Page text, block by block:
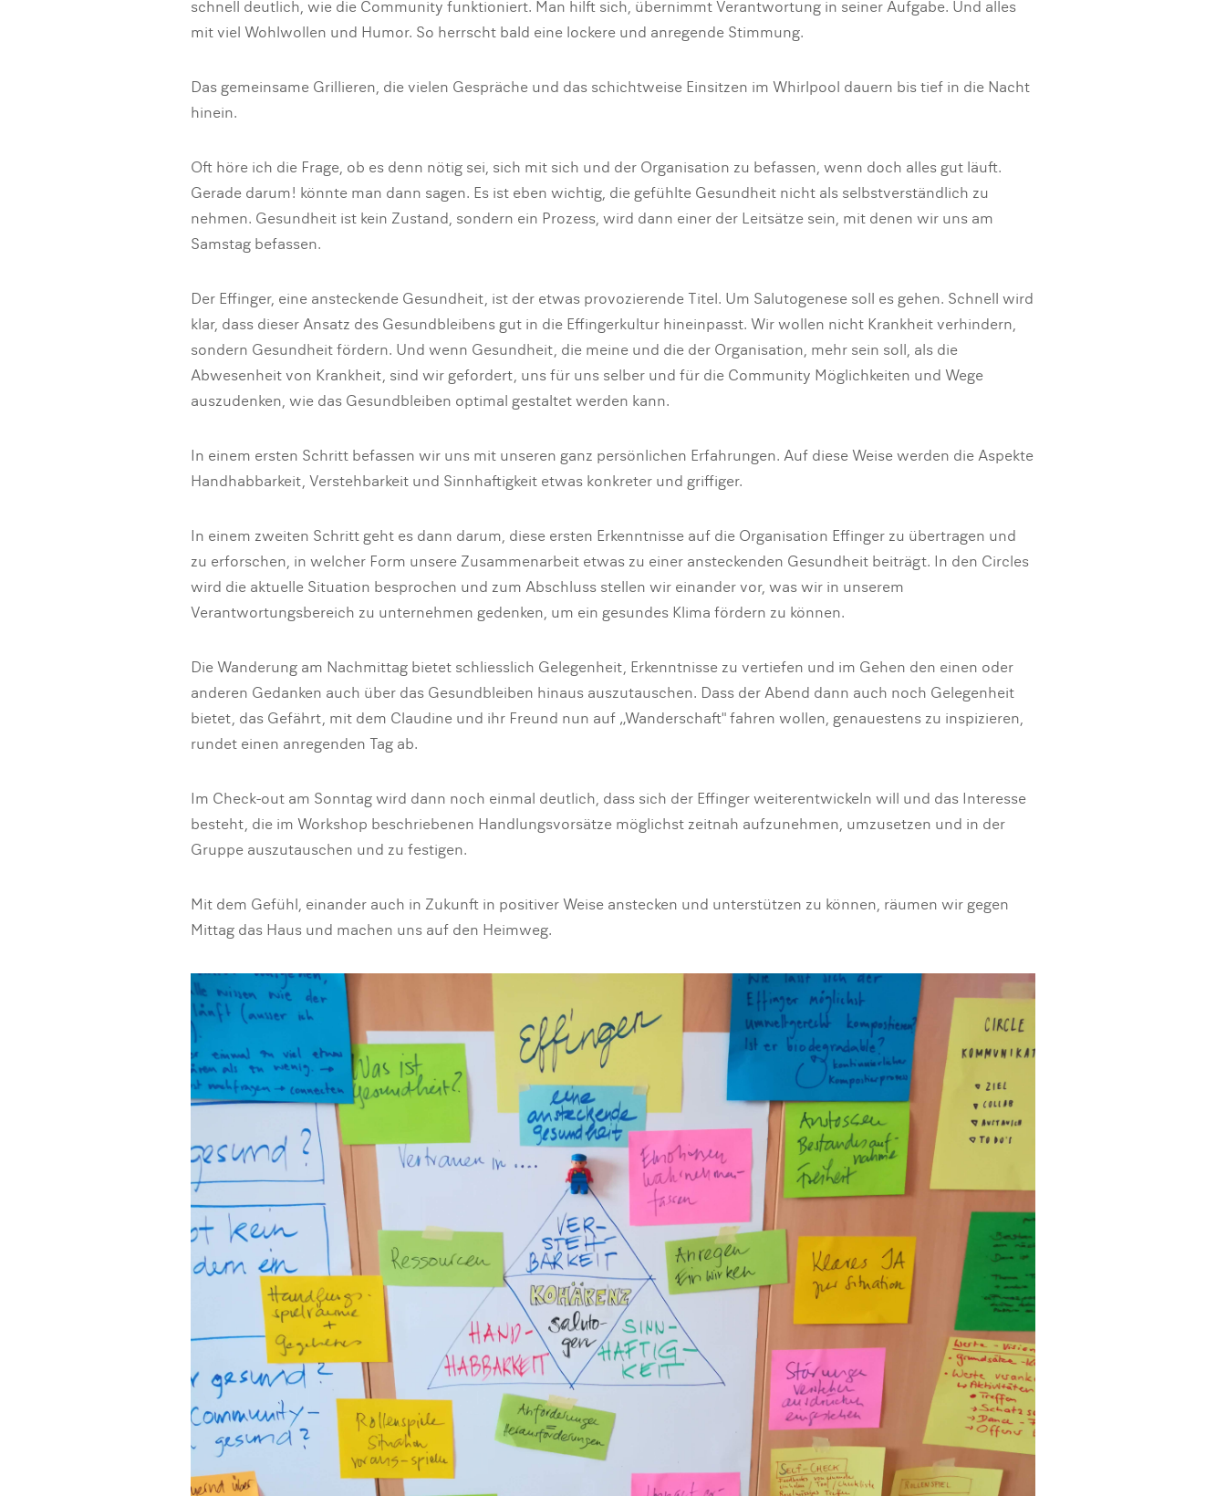
schnell deutlich, wie die Community funktioniert. Man hilft sich, übernimmt Verantwortung in seiner Aufgabe. Und alles
mit viel Wohlwollen und Humor. So herrscht bald eine lockere und anregende Stimmung.
Das gemeinsame Grillieren, die vielen Gespräche und das schichtweise Einsitzen im Whirlpool dauern bis tief in die Nacht
hinein.
Oft höre ich die Frage, ob es denn nötig sei, sich mit sich und der Organisation zu befassen, wenn doch alles gut läuft.
Gerade darum! könnte man dann sagen. Es ist eben wichtig, die gefühlte Gesundheit nicht als selbstverständlich zu
nehmen. Gesundheit ist kein Zustand, sondern ein Prozess, wird dann einer der Leitsätze sein, mit denen wir uns am
Samstag befassen.
Der Effinger, eine ansteckende Gesundheit, ist der etwas provozierende Titel. Um Salutogenese soll es gehen. Schnell wird
klar, dass dieser Ansatz des Gesundbleibens gut in die Effingerkultur hineinpasst. Wir wollen nicht Krankheit verhindern,
sondern Gesundheit fördern. Und wenn Gesundheit, die meine und die der Organisation, mehr sein soll, als die
Abwesenheit von Krankheit, sind wir gefordert, uns für uns selber und für die Community Möglichkeiten und Wege
auszudenken, wie das Gesundbleiben optimal gestaltet werden kann.
In einem ersten Schritt befassen wir uns mit unseren ganz persönlichen Erfahrungen. Auf diese Weise werden die Aspekte
Handhabbarkeit, Verstehbarkeit und Sinnhaftigkeit etwas konkreter und griffiger.
In einem zweiten Schritt geht es dann darum, diese ersten Erkenntnisse auf die Organisation Effinger zu übertragen und
zu erforschen, in welcher Form unsere Zusammenarbeit etwas zu einer ansteckenden Gesundheit beiträgt. In den Circles
wird die aktuelle Situation besprochen und zum Abschluss stellen wir einander vor, was wir in unserem
Verantwortungsbereich zu unternehmen gedenken, um ein gesundes Klima fördern zu können.
Die Wanderung am Nachmittag bietet schliesslich Gelegenheit, Erkenntnisse zu vertiefen und im Gehen den einen oder
anderen Gedanken auch über das Gesundbleiben hinaus auszutauschen. Dass der Abend dann auch noch Gelegenheit
bietet, das Gefährt, mit dem Claudine und ihr Freund nun auf „Wanderschaft" fahren wollen, genauestens zu inspizieren,
rundet einen anregenden Tag ab.
Im Check-out am Sonntag wird dann noch einmal deutlich, dass sich der Effinger weiterentwickeln will und das Interesse
besteht, die im Workshop beschriebenen Handlungsvorsätze möglichst zeitnah aufzunehmen, umzusetzen und in der
Gruppe auszutauschen und zu festigen.
Mit dem Gefühl, einander auch in Zukunft in positiver Weise anstecken und unterstützen zu können, räumen wir gegen
Mittag das Haus und machen uns auf den Heimweg.